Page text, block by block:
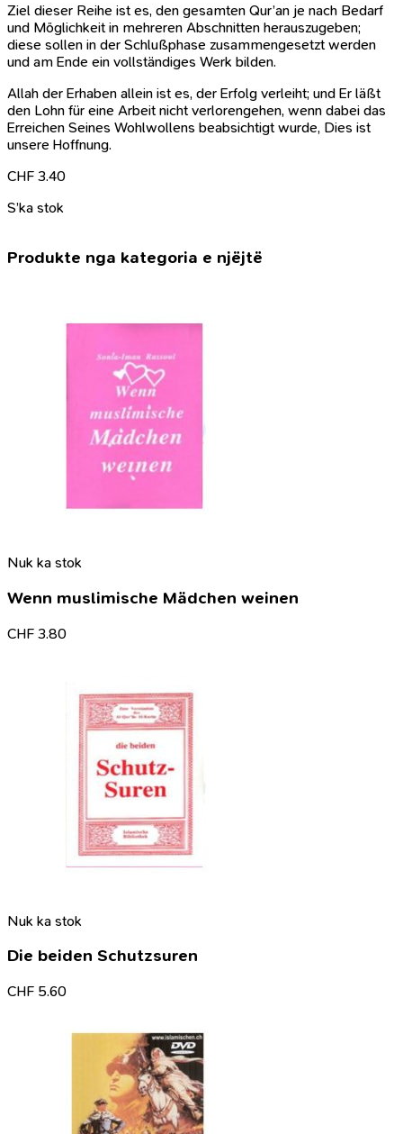
Ziel dieser Reihe ist es, den gesamten Qur’an je nach Bedarf
und Möglichkeit in mehreren Abschnitten herauszugeben;
diese sollen in der Schlußphase zusammengesetzt werden
und am Ende ein vollständiges Werk bilden.
Allah der Erhaben allein ist es, der Erfolg verleiht; und Er läßt
den Lohn für eine Arbeit nicht verlorengehen, wenn dabei das
Erreichen Seines Wohlwollens beabsichtigt wurde, Dies ist
unsere Hoffnung.
CHF 3.40
S’ka stok
Produkte nga kategoria e njëjtë
Nuk ka stok
Wenn muslimische Mädchen weinen
CHF 3.80
Nuk ka stok
Die beiden Schutzsuren
CHF 5.60